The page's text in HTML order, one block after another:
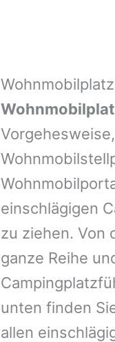
einschlägigen
zu ziehen. Von
ganze Reihe
unten finden
allen